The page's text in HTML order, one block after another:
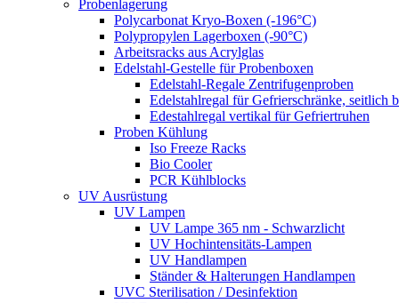
Probenlagerung
Polycarbonat Kryo-Boxen (-196°C)
Polypropylen Lagerboxen (-90°C)
Arbeitsracks aus Acrylglas
Edelstahl-Gestelle für Probenboxen
Edelstahl-Regale Zentrifugenproben
Edelstahlregal für Gefrierschränke, seitlich
Edestahlregal vertikal für Gefriertruhen
Proben Kühlung
Iso Freeze Racks
Bio Cooler
PCR Kühlblocks
UV Ausrüstung
UV Lampen
UV Lampe 365 nm - Schwarzlicht
UV Hochintensitäts-Lampen
UV Handlampen
Ständer & Halterungen Handlampen
UVC Sterilisation / Desinfektion